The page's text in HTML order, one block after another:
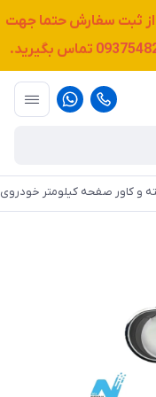
از ثبت سفارش حتما جهت
تماس بگیرید.
و کاور صفحه کیلومتر خودروی